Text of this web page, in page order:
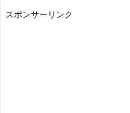
スポンサーリンク